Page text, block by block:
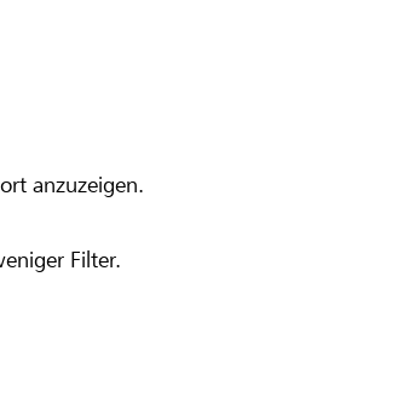
anzuzeigen.
Filter.